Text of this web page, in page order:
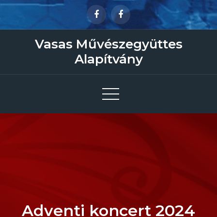
Skip
Vasas Művészegyüttes
Alapítvány
Adventi koncert 2024